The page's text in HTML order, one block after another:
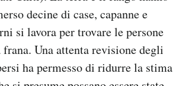
decine di case, capanne e
si lavora per trovare le persone
Una attenta revisione degli
ha permesso di ridurre la stima